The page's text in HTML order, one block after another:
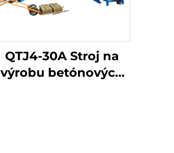
QTJ4-30A Stroj na
výrobu betónových